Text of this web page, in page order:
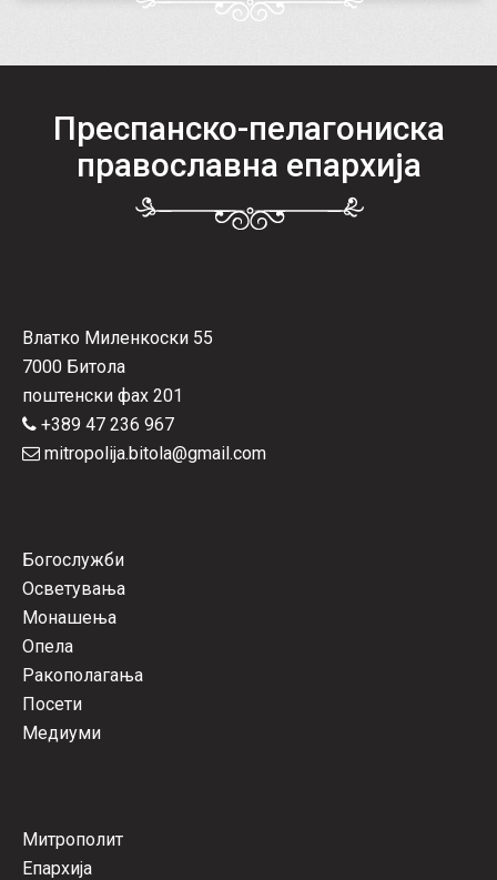
Преспанско-пелагониска
православна епархија
Влатко Миленкоски 55
7000 Битола
поштенски фах 201
+389 47 236 967
mitropolija.bitola@gmail.com
Богослужби
Осветувања
Монашења
Опела
Ракополагања
Посети
Медиуми
Митрополит
Епархија